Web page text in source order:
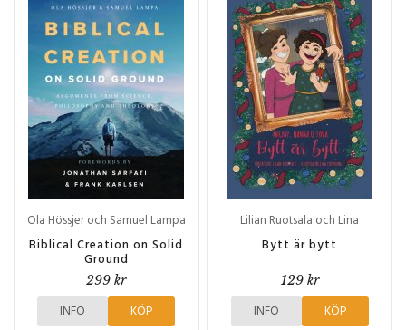
Ola Hössjer och Samuel Lampa
Biblical Creation on Solid
Ground
299 kr
INFO KÖP
Lilian Ruotsala och Lina
Forsblom
Bytt är bytt
129 kr
INFO KÖP